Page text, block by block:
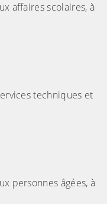
affaires scolaires, à
techniques et
personnes âgées, à